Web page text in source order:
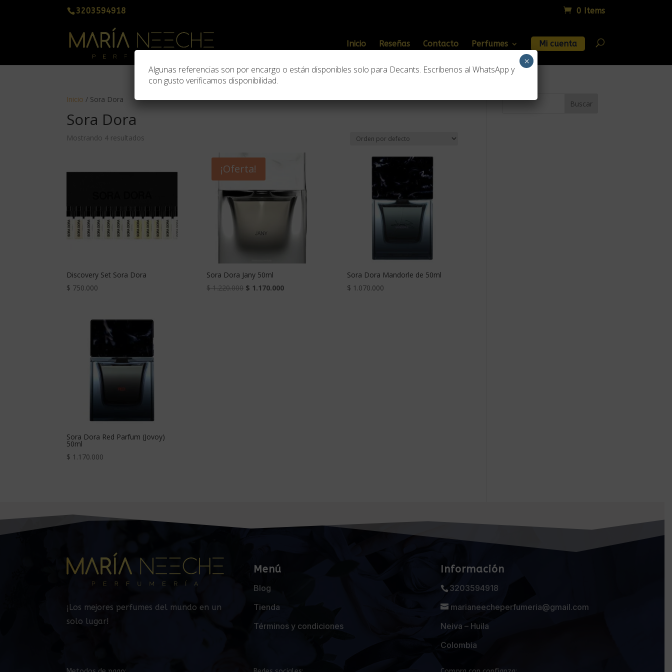
3203594918 0 Items
Inicio Reseñas Contacto Perfumes Mi cuenta
Inicio / Sora Dora
Sora Dora
Mostrando 4 resultados
Discovery Set Sora Dora
$ 750.000
¡Oferta!
Sora Dora Jany 50ml
$1.220.000 $ 1.170.000
Sora Dora Mandorle de 50ml
$ 1.070.000
Sora Dora Red Parfum (Jovoy)
50ml
$ 1.170.000
Buscar
¡Los mejores perfumes del mundo en un
solo lugar!
Menú
Blog
Tienda
Términos y condiciones
Información
3203594918
marianeecheperfumeria@gmail.com
Neiva – Huila
Colombia
Algunas referencias son por encargo o están disponibles solo para Decants. Escríbenos al WhatsApp y
con gusto verificamos disponibilidad.
×